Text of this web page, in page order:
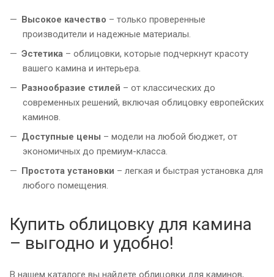
Высокое качество – только проверенные
производители и надежные материалы.
Эстетика – облицовки, которые подчеркнут красоту
вашего камина и интерьера.
Разнообразие стилей – от классических до
современных решений, включая облицовку европейских
каминов.
Доступные цены – модели на любой бюджет, от
экономичных до премиум-класса.
Простота установки – легкая и быстрая установка для
любого помещения.
Купить облицовку для камина
– выгодно и удобно!